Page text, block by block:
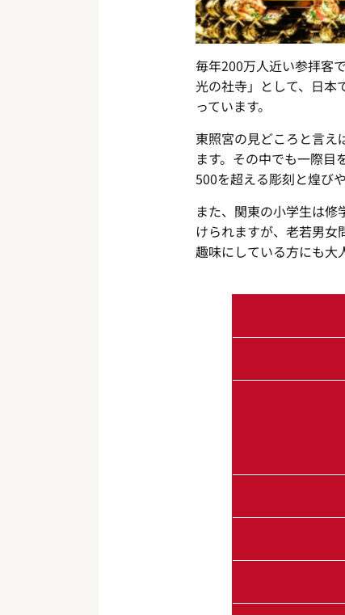
毎年200万人近い参拝客
光の社寺」として、日本
っています。
東照宮の見どころと言え
ます。その中でも一際目
500を超える彫刻と煌び
また、関東の小学生は
けられますが、老若男女
趣味にしている方にも大